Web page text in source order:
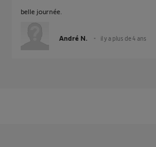
belle journée.
André N. il y a plus de 4 ans